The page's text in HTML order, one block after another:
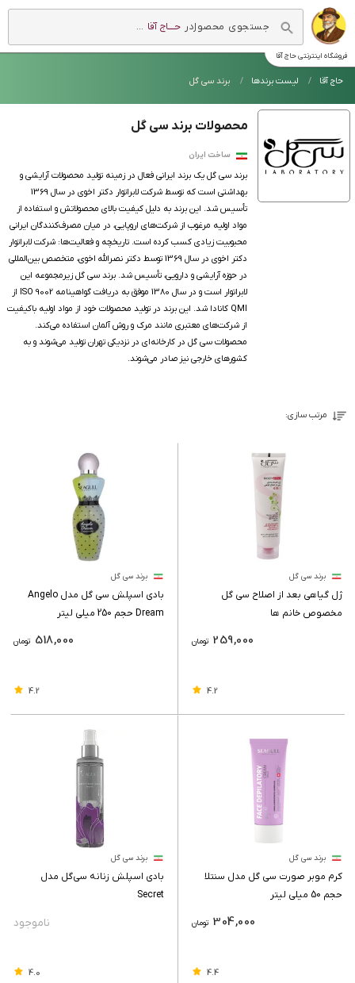
فروشگاه اینترنتیحاج آقا
در حــــاج آقا ...
حاج آقا لیست برندها برند سی گل
محصولات برند سی گل
ساخت ایران
برند سی گل یک برند ایرانی فعال در زمینه تولید محصولات آرایشی و
بهداشتی است که توسط شرکت لابراتوار دکتر اخوی در سال 1369
تأسیس شد. این برند به دلیل کیفیت بالای محصولاتش و استفاده از
مواد اولیه مرغوب از شرکت‌های اروپایی، در میان مصرف‌کنندگان ایرانی
محبوبیت زیادی کسب کرده است. تاریخچه و فعالیت‌ها: شرکت لابراتوار
دکتر اخوی در سال 1369 توسط دکتر نصرالله اخوی، متخصص بین‌المللی
در حوزه آرایشی و دارویی، تأسیس شد. برند سی گل زیرمجموعه این
لابراتوار است و در سال 1380 موفق به دریافت گواهینامه ISO 9002 از
QMI کانادا شد. این برند در تولید محصولات خود از مواد اولیه باکیفیت
از شرکت‌های معتبری مانند مرک و روش آلمان استفاده می‌کند.
محصولات سی گل در کارخانه‌ای در نزدیکی تهران تولید می‌شوند و به
کشورهای خارجی نیز صادر می‌شوند.
مرتب سازی:
برند سی گل
ژل گیاهی بعد از اصلاح سی گل
مخصوص خانم ها
تومان 259,000
4.2
برند سی گل
بادی اسپلش سی گل مدل Angelo
Dream حجم 250 میلی لیتر
تومان 518,000
4.2
برند سی گل
کرم موبر صورت سی گل مدل سنتلا
حجم 50 میلی لیتر
تومان 304,000
4.4
برند سی گل
بادی اسپلش زنانه سی‌گل مدل
Secret
4.0